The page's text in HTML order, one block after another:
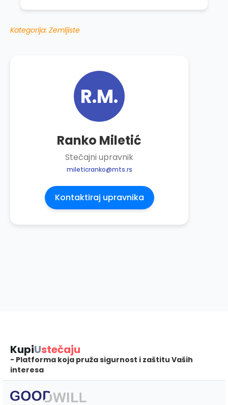
Kategorija: Zemljiste
R.M.
Ranko Miletić
Stečajni upravnik
mileticranko@mts.rs
Kontaktiraj upravnika
KupiUstečaju
- Platforma koja pruža sigurnost i zaštitu Vaših
interesa